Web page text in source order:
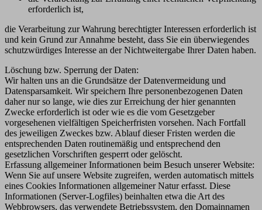
erforderlich ist,
die Verarbeitung zur Wahrung berechtigter Interessen erforderlich ist
und kein Grund zur Annahme besteht, dass Sie ein überwiegendes
schutzwürdiges Interesse an der Nichtweitergabe Ihrer Daten haben.
Löschung bzw. Sperrung der Daten:
Wir halten uns an die Grundsätze der Datenvermeidung und
Datensparsamkeit. Wir speichern Ihre personenbezogenen Daten
daher nur so lange, wie dies zur Erreichung der hier genannten
Zwecke erforderlich ist oder wie es die vom Gesetzgeber
vorgesehenen vielfältigen Speicherfristen vorsehen. Nach Fortfall
des jeweiligen Zweckes bzw. Ablauf dieser Fristen werden die
entsprechenden Daten routinemäßig und entsprechend den
gesetzlichen Vorschriften gesperrt oder gelöscht.
Erfassung allgemeiner Informationen beim Besuch unserer Website:
Wenn Sie auf unsere Website zugreifen, werden automatisch mittels
eines Cookies Informationen allgemeiner Natur erfasst. Diese
Informationen (Server-Logfiles) beinhalten etwa die Art des
Webbrowsers, das verwendete Betriebssystem, den Domainnamen